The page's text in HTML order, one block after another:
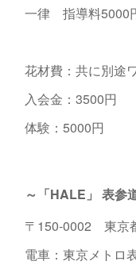
一律 指導料5000
花材費：共に別途
入会金：3500円
体験：5000円
～「HALE」 表
〒150-0002 東京
電車：東京メトロ